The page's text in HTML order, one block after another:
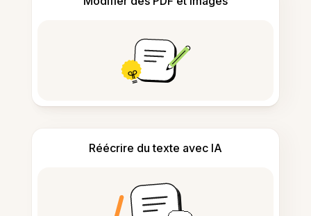
Réécrire du texte avec IA